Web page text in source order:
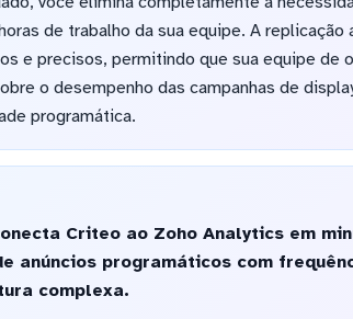
de trabalho da sua equipe. A
e precisos, permitindo que sua equipe
o desempenho das campanhas de
programática.
Criteo ao Zoho Analytics em
anúncios programáticos com
complexa.